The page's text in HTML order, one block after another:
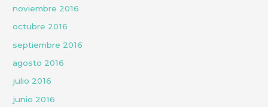
noviembre 2016
octubre 2016
septiembre 2016
agosto 2016
julio 2016
junio 2016